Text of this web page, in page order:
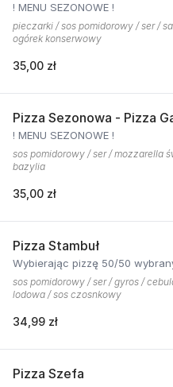
! MENU SEZONOWE !
pieczarki / sos pomidorowy / ser /
ogórek konserwowy
35,00 zł
Pizza Sezonowa - Pizza
! MENU SEZONOWE !
sos pomidorowy / ser / mozzarella
bazylia
35,00 zł
Pizza Stambuł
Wybierając pizzę 50/50
sos pomidorowy / ser / gyros /
lodowa / sos czosnkowy
34,99 zł
Pizza Szefa